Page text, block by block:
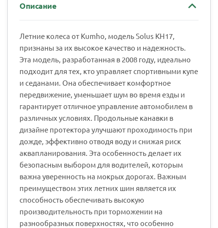
Описание
Летние колеса от Kumho, модель Solus KH17,
признаны за их высокое качество и надежность.
Эта модель, разработанная в 2008 году, идеально
подходит для тех, кто управляет спортивными купе
и седанами. Она обеспечивает комфортное
передвижение, уменьшает шум во время езды и
гарантирует отличное управление автомобилем в
различных условиях. Продольные канавки в
дизайне протектора улучшают проходимость при
дожде, эффективно отводя воду и снижая риск
аквапланирования. Эта особенность делает их
безопасным выбором для водителей, которым
важна уверенность на мокрых дорогах. Важным
преимуществом этих летних шин является их
способность обеспечивать высокую
производительность при торможении на
разнообразных поверхностях, что особенно